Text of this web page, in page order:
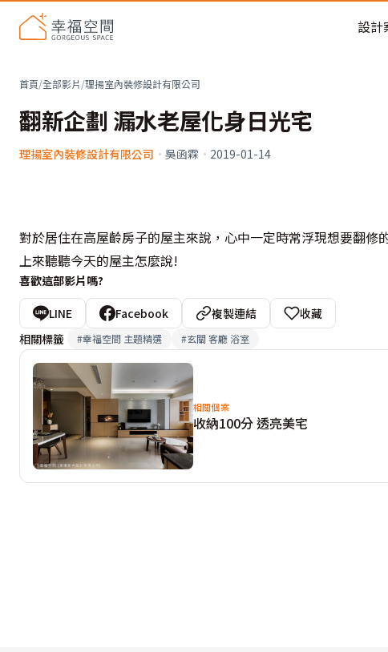
設計
首頁/全部影片/理揚室內裝修設計有限公司
翻新企劃 漏水老屋化身日光宅
理揚室內裝修設計有限公司 · 吳函霖 · 2019-01-14
對於居住在高屋齡房子的屋主來說，心中一定時常浮現想要翻修
上來聽聽今天的屋主怎麼說!
喜歡這部影片嗎?
LINE Facebook 複製連結
收藏
相關標籤
#幸福空間 主題精選 #玄關 客廳 浴室
相關個案
收納100分 透亮美宅